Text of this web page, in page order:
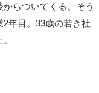
からついてくる。そう
年目。33歳の若き社